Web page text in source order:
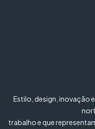
Estilo, design, inovação
trabalho e que